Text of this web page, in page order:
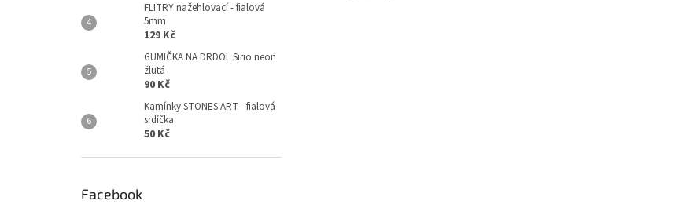
FLITRY nažehlovací - fialová
5mm
129 Kč
GUMIČKA NA DRDOL Sirio neon
žlutá
90 Kč
Kamínky STONES ART - fialová
srdíčka
50 Kč
Facebook